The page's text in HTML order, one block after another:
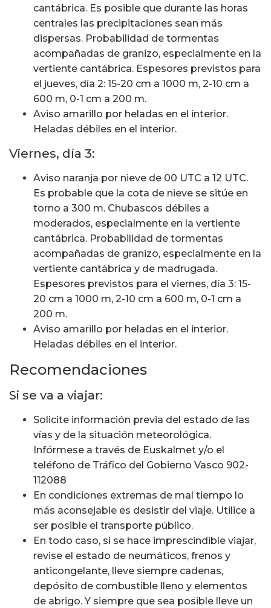
cantábrica. Es posible que durante las horas
centrales las precipitaciones sean más
dispersas. Probabilidad de tormentas
acompañadas de granizo, especialmente en la
vertiente cantábrica. Espesores previstos para
el jueves, día 2: 15-20 cm a 1000 m, 2-10 cm a
600 m, 0-1 cm a 200 m.
Aviso amarillo por heladas en el interior.
Heladas débiles en el interior.
Viernes, día 3:
Aviso naranja por nieve de 00 UTC a 12 UTC.
Es probable que la cota de nieve se sitúe en
torno a 300 m. Chubascos débiles a
moderados, especialmente en la vertiente
cantábrica. Probabilidad de tormentas
acompañadas de granizo, especialmente en la
vertiente cantábrica y de madrugada.
Espesores previstos para el viernes, día 3: 15-
20 cm a 1000 m, 2-10 cm a 600 m, 0-1 cm a
200 m.
Aviso amarillo por heladas en el interior.
Heladas débiles en el interior.
Recomendaciones
Si se va a viajar:
Solicite información previa del estado de las
vías y de la situación meteorológica.
Infórmese a través de Euskalmet y/o el
teléfono de Tráfico del Gobierno Vasco 902-
112088
En condiciones extremas de mal tiempo lo
más aconsejable es desistir del viaje. Utilice a
ser posible el transporte público.
En todo caso, si se hace imprescindible viajar,
revise el estado de neumáticos, frenos y
anticongelante, lleve siempre cadenas,
depósito de combustible lleno y elementos
de abrigo. Y siempre que sea posible lleve un